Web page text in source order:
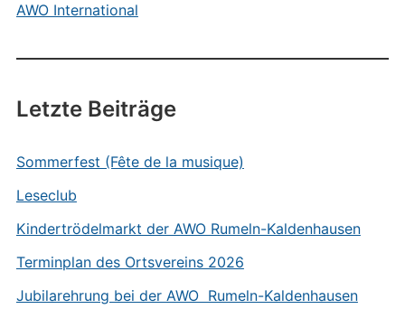
AWO International
Letzte Beiträge
Sommerfest (Fête de la musique)
Leseclub
Kindertrödelmarkt der AWO Rumeln-Kaldenhausen
Terminplan des Ortsvereins 2026
Jubilarehrung bei der AWO Rumeln-Kaldenhausen